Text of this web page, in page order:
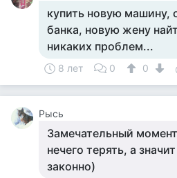
купить новую машину,
банка, новую жену
никаких проблем...
8 лет 0 0
Рысь
Замечательный
нечего терять, а
законно)